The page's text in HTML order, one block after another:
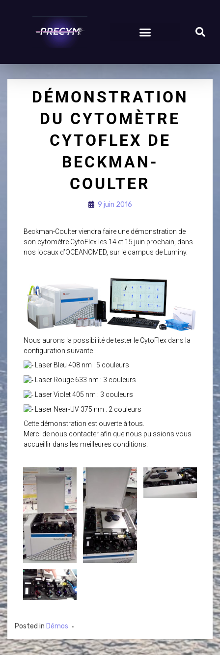
DÉMONSTRATION
DU CYTOMÈTRE
CYTOFLEX DE
BECKMAN-
COULTER
9 juin 2016
Beckman-Coulter viendra faire une démonstration de
son cytomètre CytoFlex les 14 et 15 juin prochain, dans
nos locaux d’OCEANOMED, sur le campus de Luminy.
Nous aurons la possibilité de tester le CytoFlex dans la
configuration suivante :
Laser Bleu 408 nm : 5 couleurs
Laser Rouge 633 nm : 3 couleurs
Laser Violet 405 nm : 3 couleurs
Laser Near-UV 375 nm : 2 couleurs
Cette démonstration est ouverte à tous.
Merci de nous contacter afin que nous puissions vous
accueillir dans les meilleures conditions.
Posted in Démos